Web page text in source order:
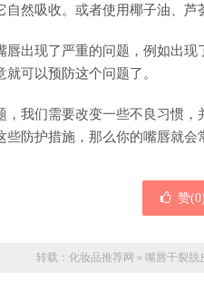
然吸收。或者使用椰子油、芦
出现了严重的问题，例如出现
可以预防这个问题了。
，我们需要改变一些不良习惯
防护措施，那么你的嘴唇就会
赞(0)
转载： 化妆品推荐网 » 嘴唇干裂脱